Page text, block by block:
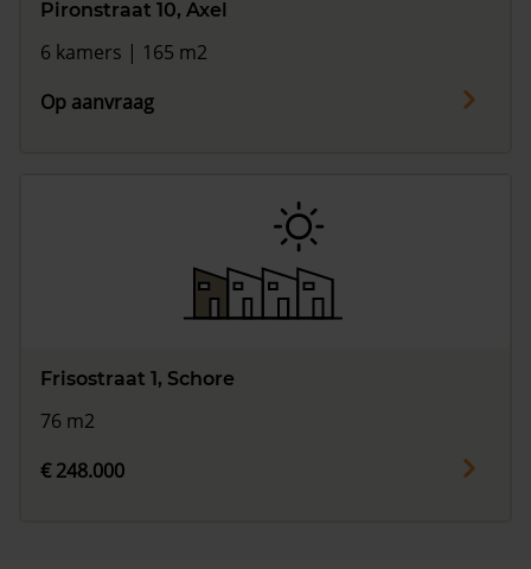
Pironstraat 10, Axel
6 kamers | 165 m2
Op aanvraag
Frisostraat 1, Schore
76 m2
€ 248.000